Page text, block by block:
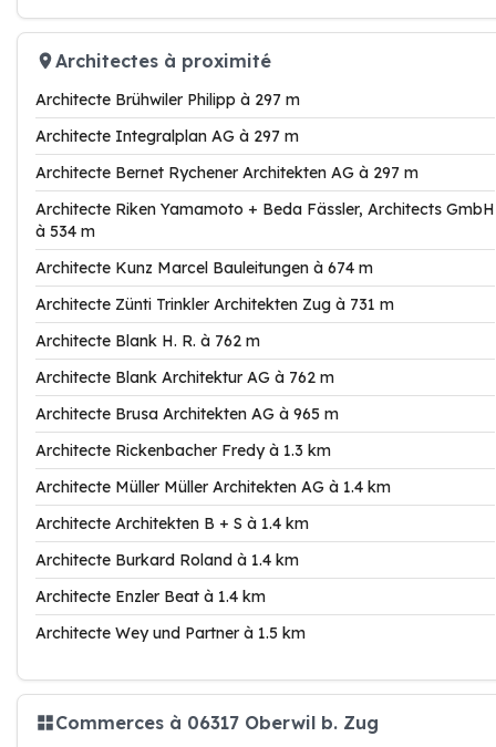
Architectes à proximité
Architecte Brühwiler Philipp à 297 m
Architecte Integralplan AG à 297 m
Architecte Bernet Rychener Architekten AG à 297 m
Architecte Riken Yamamoto + Beda Fässler, Architects GmbH
à 534 m
Architecte Kunz Marcel Bauleitungen à 674 m
Architecte Zünti Trinkler Architekten Zug à 731 m
Architecte Blank H. R. à 762 m
Architecte Blank Architektur AG à 762 m
Architecte Brusa Architekten AG à 965 m
Architecte Rickenbacher Fredy à 1.3 km
Architecte Müller Müller Architekten AG à 1.4 km
Architecte Architekten B + S à 1.4 km
Architecte Burkard Roland à 1.4 km
Architecte Enzler Beat à 1.4 km
Architecte Wey und Partner à 1.5 km
Commerces à 06317 Oberwil b. Zug